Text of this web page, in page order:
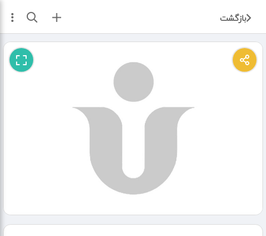
بازگشت ثبت آگهی